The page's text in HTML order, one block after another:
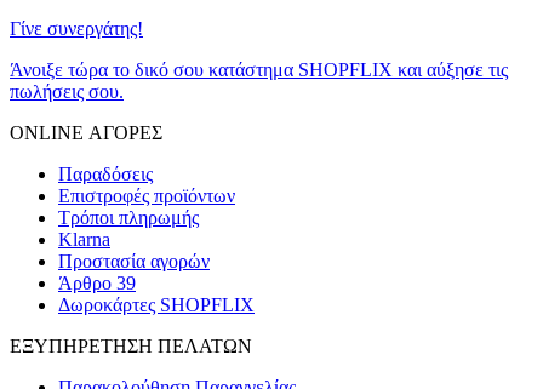
Γίνε συνεργάτης!
Άνοιξε τώρα το δικό σου κατάστημα SHOPFLIX και αύξησε τις
πωλήσεις σου.
ONLINE ΑΓΟΡΕΣ
Παραδόσεις
Επιστροφές προϊόντων
Τρόποι πληρωμής
Klarna
Προστασία αγορών
Άρθρο 39
Δωροκάρτες SHOPFLIX
ΕΞΥΠΗΡΕΤΗΣΗ ΠΕΛΑΤΩΝ